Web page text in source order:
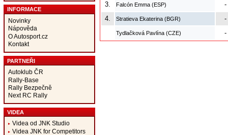
INFORMACE
Novinky
Nápověda
O Autosport.cz
Kontakt
PARTNEŘI
Autoklub ČR
Rally-Base
Rally Bezpečně
Next RC Rally
VIDEA
Videa od JNK Studio
Videa JNK for Competitors
3.
Falcón Emma (ESP)
-
4.
Stratieva Ekaterina (BGR) -
Tydlačková Pavlína (CZE) -